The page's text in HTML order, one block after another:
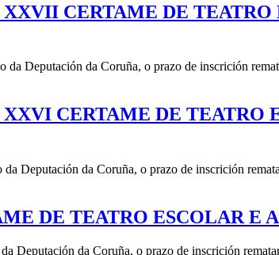
CERTAME DE
Deputación da Coruña, o prazo de inscrición
CERTAME DE TEATRO
Deputación da Coruña, o prazo de inscrición
DE TEATRO ESCOLAR E
Deputación da Coruña, o prazo de inscrición